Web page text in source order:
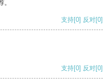
支持[0] 反对[0]
支持[0] 反对[0]